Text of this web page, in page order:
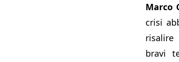
Marco
crisi
risalire
bravi